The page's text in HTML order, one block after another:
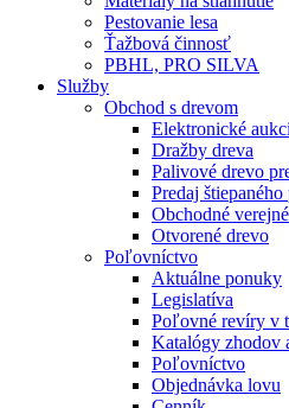
Pestovanie lesa
Ťažbová činnosť
PBHL, PRO SILVA
Služby
Obchod s drevom
Elektronické
Dražby dreva
Palivové drevo
Predaj
Obchodné
Otvorené drevo
Poľovníctvo
Aktuálne ponuky
Legislatíva
Poľovné revíry v
Katalógy zhodov
Poľovníctvo
Objednávka lovu